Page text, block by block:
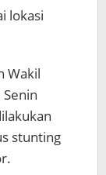
lokasi
Wakil
stunting